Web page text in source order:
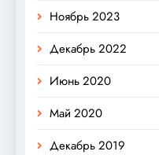
Ноябрь 2023
Декабрь 2022
Июнь 2020
Май 2020
Декабрь 2019